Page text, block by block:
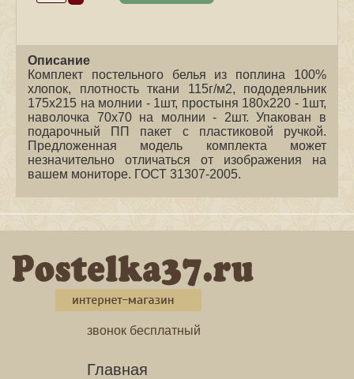
Описание
Комплект постельного белья из поплина 100%
хлопок, плотность ткани 115г/м2, пододеяльник
175х215 на молнии - 1шт, простыня 180х220 - 1шт,
наволочка 70х70 на молнии - 2шт. Упакован в
подарочный ПП пакет с пластиковой ручкой.
Предложенная модель комплекта может
незначительно отличаться от изображения на
вашем мониторе. ГОСТ 31307-2005.
звонок бесплатный
Главная